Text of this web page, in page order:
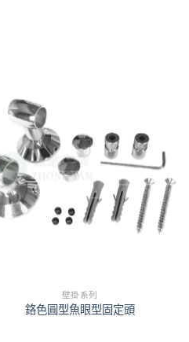
壁掛系列
鉻色圓型魚眼型固定頭